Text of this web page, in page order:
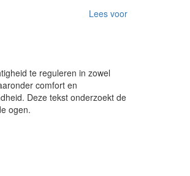
Lees voor
te reguleren in zowel
comfort en
Deze tekst onderzoekt de
ogen.